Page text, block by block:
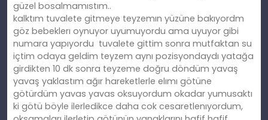
güzel bosalmamıstım..
kalktım tuvalete gitmeye teyzemın yüzüne bakıyordm
göz bebeklerı oynuyor uyumuyordu ama uyuyor gibi
numara yapıyordu tuvalete gittim sonra mutfaktan su
içtim odaya geldim teyzem aynı pozisyondaydı yatağa
girdikten 10 dk sonra teyzeme doğru döndüm yavaş
yavaş yaklastım ağır hareketlerle elımı götüne
götürdüm yavas yavas oksuyordum okadar yumusaktı
ki götü böyle ilerledikce daha cok cesaretlenıyordum,